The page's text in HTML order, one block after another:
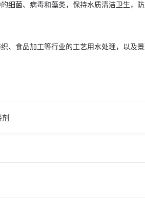
细菌、病毒和藻类，保持水质清洁卫生，
、食品加工等行业的工艺用水处理，以及